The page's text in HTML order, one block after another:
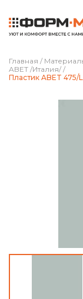
Главная /
ABET /Италия/ /
Пластик ABET